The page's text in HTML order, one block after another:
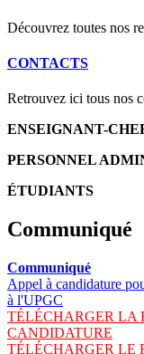
Découvrez toutes nos
CONTACTS
Retrouvez ici tous nos
ENSEIGNANT-
PERSONNEL
ÉTUDIANTS
Communiqué
Communiqué
Appel à candidature
à l'UPGC
TÉLÉCHARGER LA
CANDIDATURE
TÉLÉCHARGER LE